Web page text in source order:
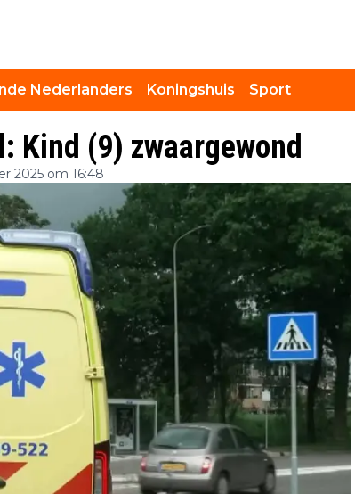
Nederlanders Koningshuis Sport
Kind (9) zwaargewond
2025 om 16:48